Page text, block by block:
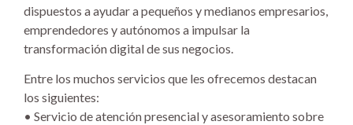
dispuestos a ayudar a pequeños y medianos empresarios,
emprendedores y autónomos a impulsar la
transformación digital de sus negocios.
Entre los muchos servicios que les ofrecemos destacan
los siguientes:
• Servicio de atención presencial y asesoramiento sobre